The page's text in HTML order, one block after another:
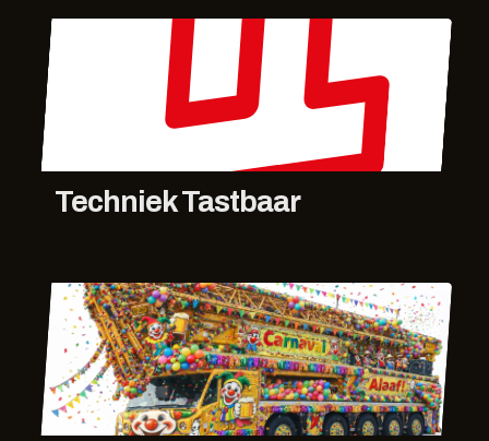
Techniek Tastbaar